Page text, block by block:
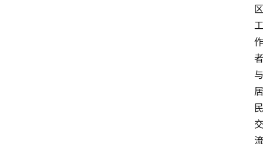
区
工
作
者
与
居
民
交
流